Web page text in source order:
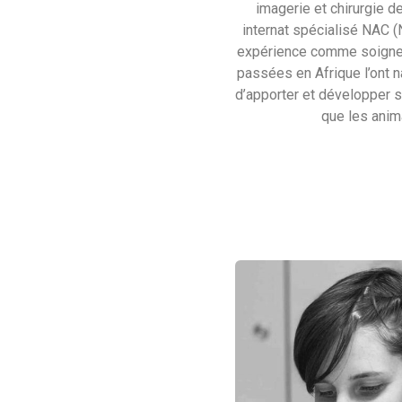
imagerie et chirurgie
internat spécialisé NAC
expérience comme
passées en Afrique l’ont
d’apporter et développer
que les